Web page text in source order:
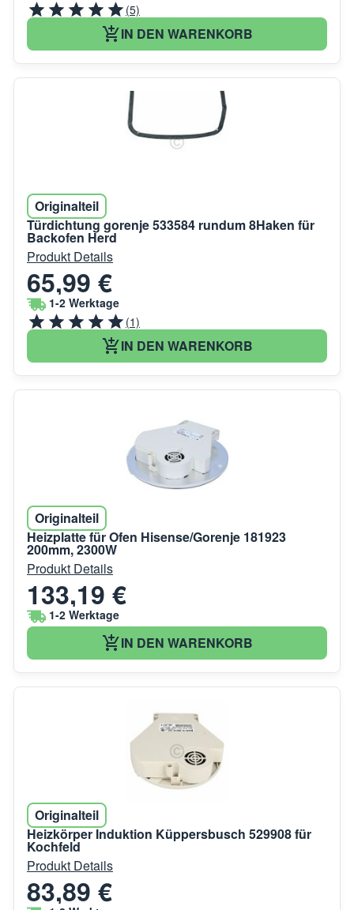
(5)
IN DEN WARENKORB
Originalteil
Türdichtung gorenje 533584 rundum 8Haken für
Backofen Herd
Produkt Details
65,99 €
1-2 Werktage
(1)
IN DEN WARENKORB
Originalteil
Heizplatte für Ofen Hisense/Gorenje 181923
200mm, 2300W
Produkt Details
133,19 €
1-2 Werktage
IN DEN WARENKORB
Originalteil
Heizkörper Induktion Küppersbusch 529908 für
Kochfeld
Produkt Details
83,89 €